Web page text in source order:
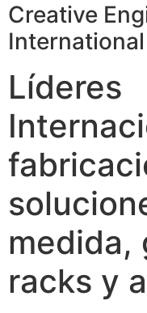
Creative
Líderes
medida,
racks y